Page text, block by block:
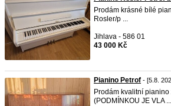
Prodám krásné bílé
Rosler/p ...
Jihlava - 586 01
43 000 Kč
Pianino Petrof - [5.8.
Prodám kvalitní pianino
(PODMÍNKOU JE VLA ...